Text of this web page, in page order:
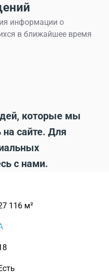
информации о
в ближайшее время
которые мы
сайте. Для
с нами.
116 м²